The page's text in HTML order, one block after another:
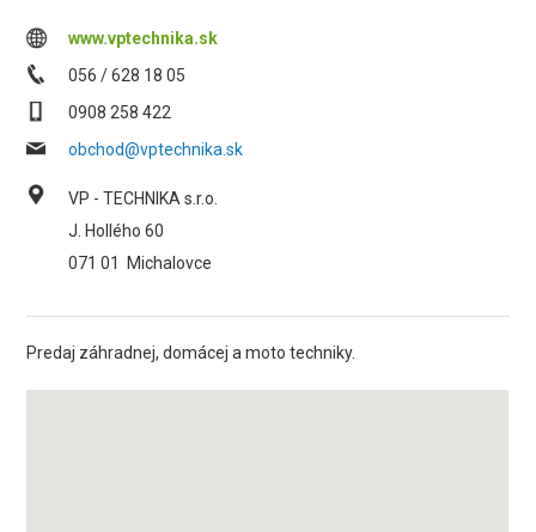
www.vptechnika.sk
056 / 628 18 05
0908 258 422
obchod@vptechnika.sk
VP - TECHNIKA s.r.o.
J. Hollého 60
071 01
Michalovce
Predaj záhradnej, domácej a moto techniky.